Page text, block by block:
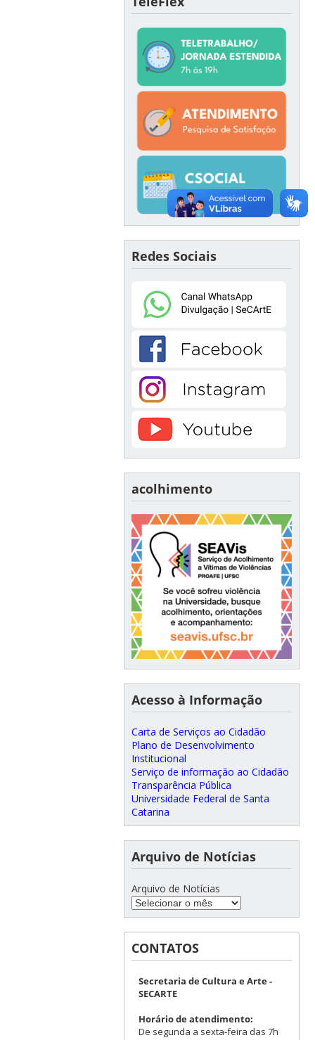
Redes Sociais
acolhimento
Acesso à Informação
Carta de Serviços ao Cidadão
Plano de Desenvolvimento
Institucional
Serviço de informação ao Cidadão
Transparência Pública
Universidade Federal de Santa
Catarina
Arquivo de Notícias
Arquivo de Notícias
CONTATOS
Secretaria de Cultura e Arte -
SECARTE
Horário de atendimento:
De segunda a sexta-feira das 7h